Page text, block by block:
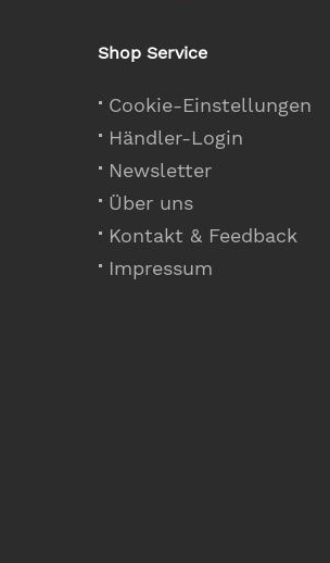
Shop Service
Cookie-Einstellungen
Händler-Login
Newsletter
Über uns
Kontakt & Feedback
Impressum